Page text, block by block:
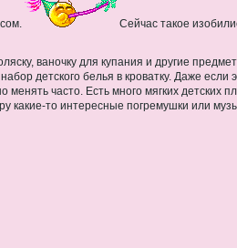
Сейчас такое
ваночку для купания и другие
детского белья в кроватку. Даже если
часто. Есть много мягких детских
какие-то интересные погремушки или